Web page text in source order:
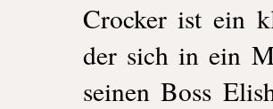
Crocker ist ein
der sich in ein
seinen Boss